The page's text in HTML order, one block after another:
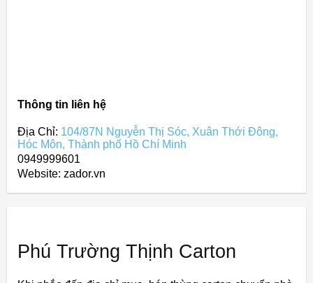
Thông tin liên hệ
Địa Chỉ: 104/87N Nguyễn Thị Sóc, Xuân Thới Đông,
Hóc Môn, Thành phố Hồ Chí Minh
0949999601
Website: zador.vn
Phú Trường Thịnh Carton